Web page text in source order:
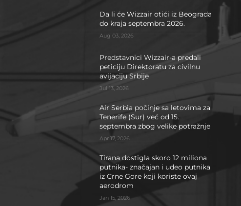
Da li će Wizzair otići iz Beograda
do kraja septembra 2026.
Aug 03, 2026
Predstavnici Wizzair-a predali
peticiju Direktoratu za civilnu
avijaciju Srbije
Jul 13, 2026
Air Serbia počinje sa letovima za
Tenerife (Sur) već od 15.
septembra zbog velike potražnje
Apr 17, 2026
Tirana dostigla skoro 12 miliona
putnika- značajan i udeo putnika
iz Crne Gore koji koriste ovaj
aerodrom
Jan 15, 2026